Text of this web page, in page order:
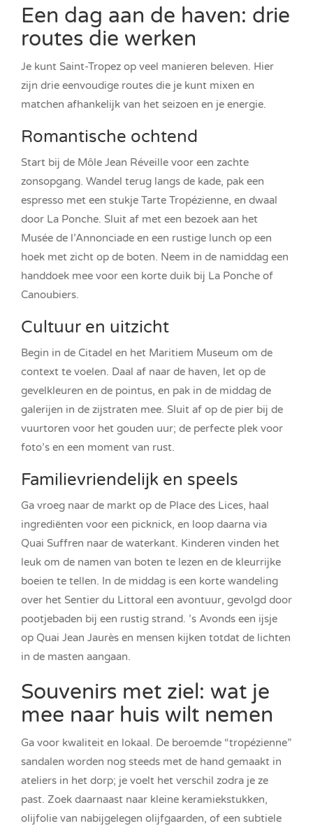
Een dag aan de haven: drie
routes die werken
Je kunt Saint-Tropez op veel manieren beleven. Hier
zijn drie eenvoudige routes die je kunt mixen en
matchen afhankelijk van het seizoen en je energie.
Romantische ochtend
Start bij de Môle Jean Réveille voor een zachte
zonsopgang. Wandel terug langs de kade, pak een
espresso met een stukje Tarte Tropézienne, en dwaal
door La Ponche. Sluit af met een bezoek aan het
Musée de l’Annonciade en een rustige lunch op een
hoek met zicht op de boten. Neem in de namiddag een
handdoek mee voor een korte duik bij La Ponche of
Canoubiers.
Cultuur en uitzicht
Begin in de Citadel en het Maritiem Museum om de
context te voelen. Daal af naar de haven, let op de
gevelkleuren en de pointus, en pak in de middag de
galerijen in de zijstraten mee. Sluit af op de pier bij de
vuurtoren voor het gouden uur; de perfecte plek voor
foto’s en een moment van rust.
Familievriendelijk en speels
Ga vroeg naar de markt op de Place des Lices, haal
ingrediënten voor een picknick, en loop daarna via
Quai Suffren naar de waterkant. Kinderen vinden het
leuk om de namen van boten te lezen en de kleurrijke
boeien te tellen. In de middag is een korte wandeling
over het Sentier du Littoral een avontuur, gevolgd door
pootjebaden bij een rustig strand. ’s Avonds een ijsje
op Quai Jean Jaurès en mensen kijken totdat de lichten
in de masten aangaan.
Souvenirs met ziel: wat je
mee naar huis wilt nemen
Ga voor kwaliteit en lokaal. De beroemde “tropézienne”
sandalen worden nog steeds met de hand gemaakt in
ateliers in het dorp; je voelt het verschil zodra je ze
past. Zoek daarnaast naar kleine keramiekstukken,
olijfolie van nabijgelegen olijfgaarden, of een subtiele